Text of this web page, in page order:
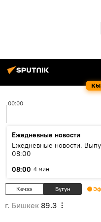
00:00
Ежедневные новости
Ежедневные новости.
08:00
08:00 4 мин
Кечээ Бүгүн
г. Бишкек 89.3